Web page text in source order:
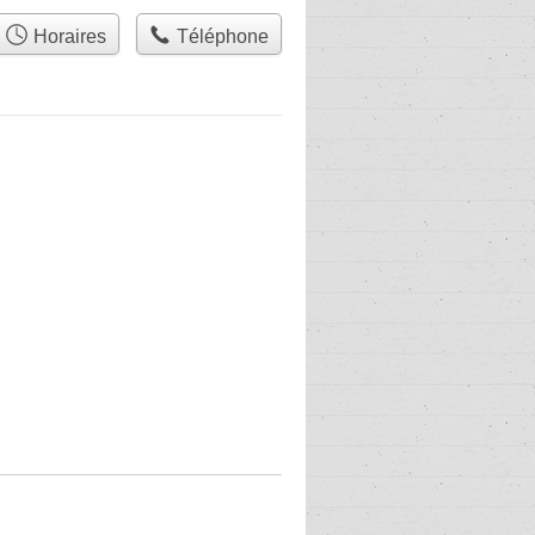
Horaires Téléphone